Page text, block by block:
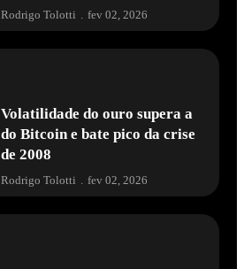
Rodrigo Tolotti fev 02, 2026
Volatilidade do ouro supera a
do Bitcoin e bate pico da crise
de 2008
Rodrigo Tolotti . fev 02, 2026